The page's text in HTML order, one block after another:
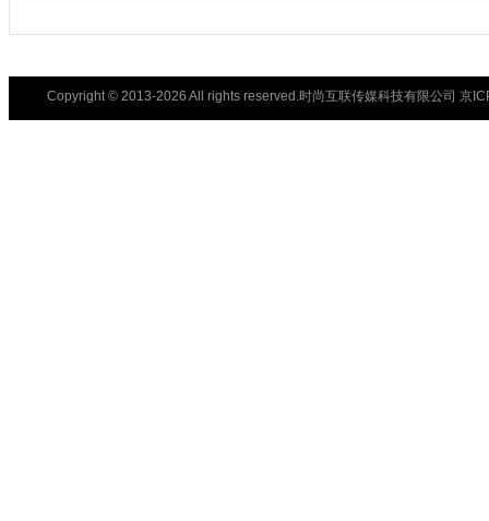
Copyright © 2013-2026 All rights reserved.时尚互联传媒科技有限公司 京